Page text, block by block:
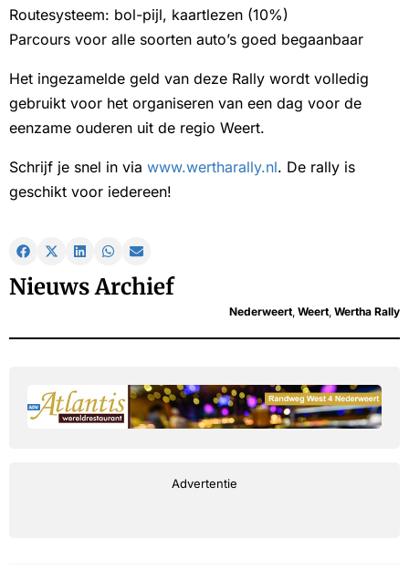
Routesysteem: bol-pijl, kaartlezen (10%)
Parcours voor alle soorten auto’s goed begaanbaar
Het ingezamelde geld van deze Rally wordt volledig
gebruikt voor het organiseren van een dag voor de
eenzame ouderen uit de regio Weert.
Schrijf je snel in via www.wertharally.nl. De rally is
geschikt voor iedereen!
Nieuws Archief
Nederweert Weert Wertha Rally
Advertentie